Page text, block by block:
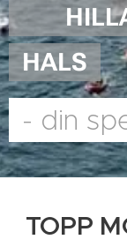
HALS
- din
TOPP